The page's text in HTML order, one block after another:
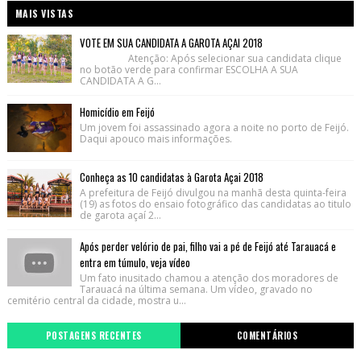
MAIS VISTAS
VOTE EM SUA CANDIDATA A GAROTA AÇAI 2018
Atenção: Após selecionar sua candidata clique
no botão verde para confirmar ESCOLHA A SUA
CANDIDATA A G...
Homicídio em Feijó
Um jovem foi assassinado agora a noite no porto de Feijó.
Daqui apouco mais informações.
Conheça as 10 candidatas à Garota Açai 2018
A prefeitura de Feijó divulgou na manhã desta quinta-feira
(19) as fotos do ensaio fotográfico das candidatas ao titulo
de garota açaí 2...
Após perder velório de pai, filho vai a pé de Feijó até Tarauacá e
entra em túmulo, veja vídeo
Um fato inusitado chamou a atenção dos moradores de
Tarauacá na última semana. Um vídeo, gravado no
cemitério central da cidade, mostra u...
POSTAGENS RECENTES COMENTÁRIOS